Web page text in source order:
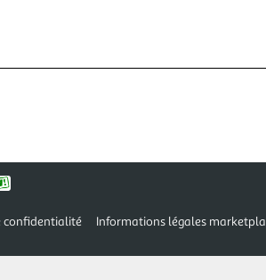
confidentialité Informations légales